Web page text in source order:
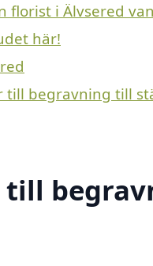
i Älvsered
här!
till begravning till